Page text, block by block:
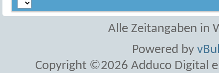
Alle Zeitangaben in
Powered by
Copyright ©2026 Adduco Digital